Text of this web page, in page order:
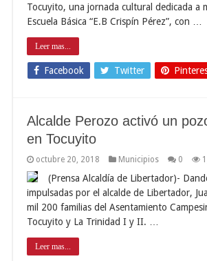
Tocuyito, una jornada cultural dedicada a
Escuela Básica “E.B Crispín Pérez”, con …
Leer mas...
Facebook Twitter
Alcalde Perozo activó un
en Tocuyito
octubre 20, 2018 Municipios 0
(Prensa Alcaldía de Libertador)-
impulsadas por el alcalde de Libertador,
mil 200 familias del Asentamiento
Tocuyito y La Trinidad I y II. …
Leer mas...